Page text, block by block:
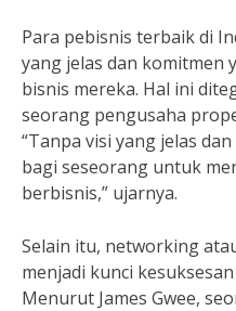
Para pebisnis terbaik di
yang jelas dan komitmen
bisnis mereka. Hal ini
seorang pengusaha
“Tanpa visi yang jelas
bagi seseorang untuk
berbisnis,” ujarnya.
Selain itu, networking
menjadi kunci
Menurut James Gwee,